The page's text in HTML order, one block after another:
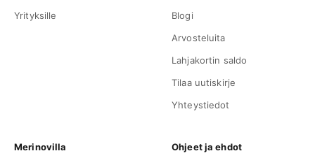
Yrityksille
Blogi
Arvosteluita
Lahjakortin saldo
Tilaa uutiskirje
Yhteystiedot
Merinovilla Ohjeet ja ehdot